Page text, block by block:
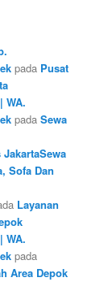
pada Pusat
WA.
padaSewa
Sofa Dan
Layanan
WA.
pada
Area Depok